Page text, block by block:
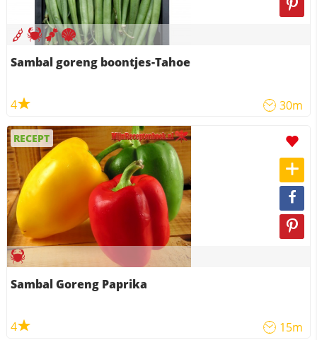
Sambal goreng boontjes-Tahoe
4 30m
RECEPT
Sambal Goreng Paprika
4 15m